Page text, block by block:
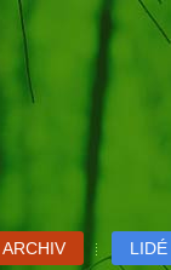
ARCHIV LIDÉ